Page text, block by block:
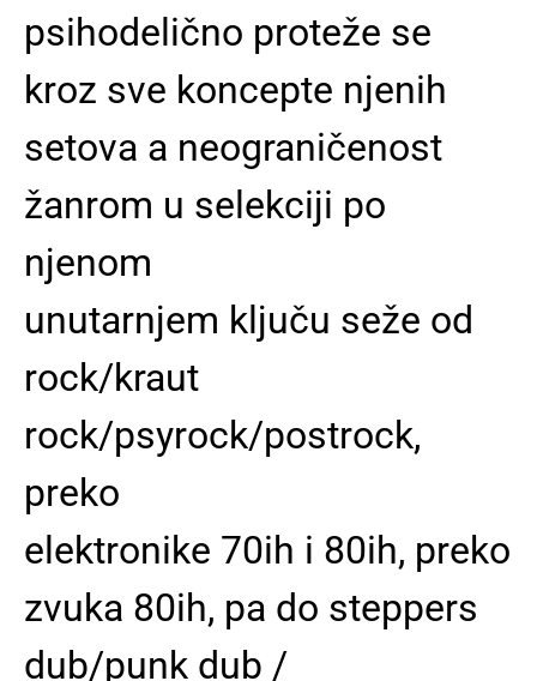
psihodelično proteže se
kroz sve koncepte njenih
setova a neograničenost
žanrom u selekciji po
njenom
unutarnjem ključu seže od
rock/kraut
rock/psyrock/postrock,
preko
elektronike 70ih i 80ih, preko
zvuka 80ih, pa do steppers
dub/punk dub /